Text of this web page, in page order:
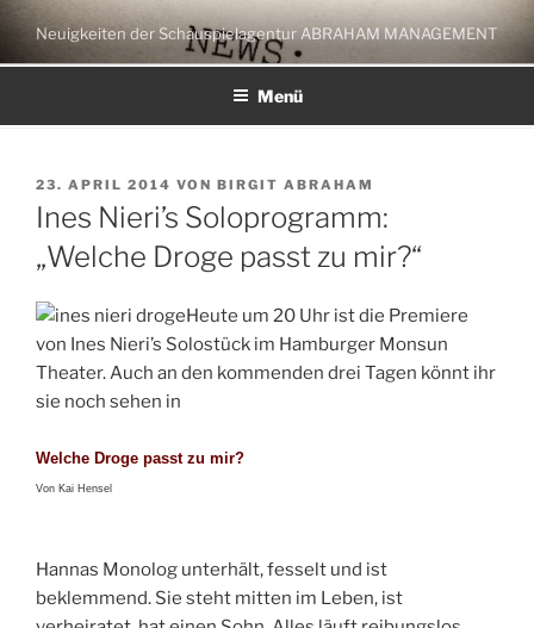
Zum
Inhalt
springen
Neuigkeiten der Schauspielagentur ABRAHAM MANAGEMENT
Menü
VERÖFFENTLICHT
AM
23. APRIL 2014 VON BIRGIT ABRAHAM
Ines Nieri’s Soloprogramm:
„Welche Droge passt zu mir?“
Heute um 20 Uhr ist die Premiere
von Ines Nieri’s Solostück im Hamburger Monsun
Theater. Auch an den kommenden drei Tagen könnt ihr
sie noch sehen in
Welche Droge passt zu mir?
Von Kai Hensel
Hannas Monolog unterhält, fesselt und ist
beklemmend. Sie steht mitten im Leben, ist